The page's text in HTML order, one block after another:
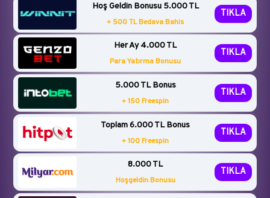
Hoş Geldin Bonusu 5.000 TL
+ 500 TL Bedava Bahis
TIKLA
Her Ay 4.000 TL
Para Yatırma Bonusu
TIKLA
5.000 TL Bonus
+ 150 Freespin
TIKLA
Toplam 6.000 TL Bonus
+ 100 Freespin
TIKLA
8.000 TL
Hoşgeldin Bonusu
TIKLA